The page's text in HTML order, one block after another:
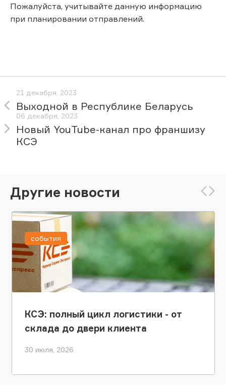
Пожалуйста, учитывайте данную информацию
при планировании отправлений.
21 декабря, 2023
Выходной в Республике Беларусь
06 декабря, 2023
Новый YouTube-канал про франшизу
КСЭ
Другие новости
КСЭ: полный цикл логистики - от
склада до двери клиента
30 июля, 2026
события